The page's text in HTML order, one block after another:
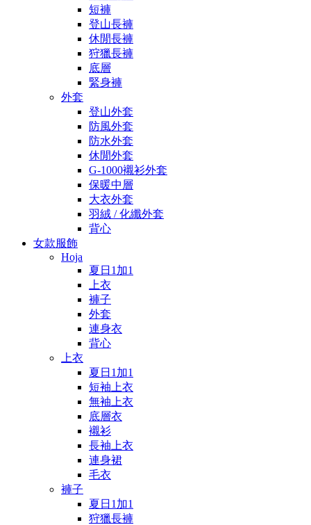
短褲
登山長褲
休閒長褲
狩獵長褲
底層
緊身褲
外套
登山外套
防風外套
防水外套
休閒外套
G-1000襯衫外套
保暖中層
大衣外套
羽絨 / 化纖外套
背心
女款服飾
Hoja
夏日1加1
上衣
褲子
外套
連身衣
背心
上衣
夏日1加1
短袖上衣
無袖上衣
底層衣
襯衫
長袖上衣
連身裙
毛衣
褲子
夏日1加1
狩獵長褲